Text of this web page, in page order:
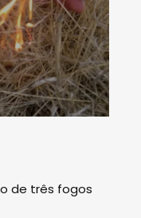
de três fogos